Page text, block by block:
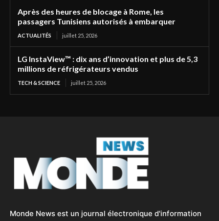
Après des heures de blocage à Rome, les
passagers Tunisiens autorisés à embarquer
ACTUALITÉS juillet 25, 2026
LG InstaView™ : dix ans d’innovation et plus de 5,3
millions de réfrigérateurs vendus
TECH & SCIENCE juillet 25, 2026
Monde News est un journal électronique d'information